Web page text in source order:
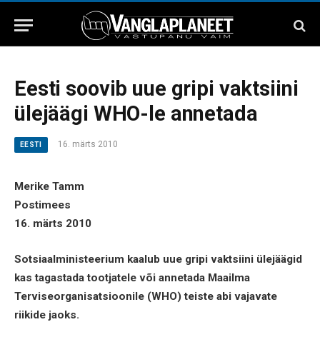
Eesti soovib uue gripi vaktsiini
ülejäägi WHO-le annetada
EESTI 16. märts 2010
Merike Tamm
Postimees
16. märts 2010
Sotsiaalministeerium kaalub uue gripi vaktsiini ülejäägid
kas tagastada tootjatele või annetada Maailma
Terviseorganisatsioonile (WHO) teiste abi vajavate
riikide jaoks.